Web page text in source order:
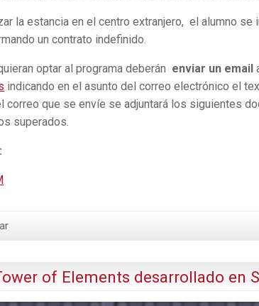
la estancia en el centro extranjero, el alumno
un contrato indefinido.
optar al programa deberán enviar un email
indicando en el asunto del correo electrónico el
el correo que se envíe se adjuntará los siguientes
superados.
of Elements desarrollado en